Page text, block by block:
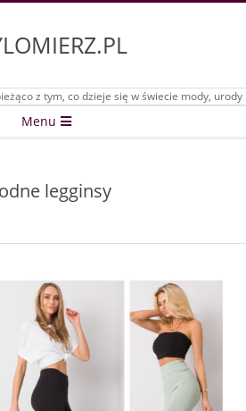
z tym, co dzieje się w świecie mody, urody
Menu
legginsy